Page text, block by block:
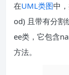
在UML类图中
od) 且带有分割
ee类，它包含
方法。